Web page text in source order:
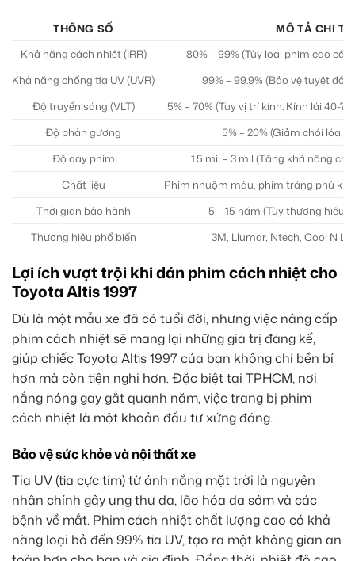
THÔNG SỐ
MÔ TẢ CHI
Khả năng cách nhiệt (IRR)
80% – 99% (Tùy loại phim cao
Khả năng chống tia UV (UVR)
99% – 99.9% (Bảo vệ tuyệt đối
Độ truyền sáng (VLT)
5% – 70% (Tùy vị trí kính: Kính lái 40-
Độ phản gương
5% – 20% (Giảm chói lóa,
Độ dày phim
1.5 mil – 3 mil (Tăng khả năng
Chất liệu
Phim nhuộm màu, phim tráng phủ
Thời gian bảo hành
5 – 15 năm (Tùy thương hiệu
Thương hiệu phổ biến
3M, Llumar, Ntech, Cool N
Lợi ích vượt trội khi dán phim cách nhiệt cho
Toyota Altis 1997
Dù là một mẫu xe đã có tuổi đời, nhưng việc nâng cấp
phim cách nhiệt sẽ mang lại những giá trị đáng kể,
giúp chiếc Toyota Altis 1997 của bạn không chỉ bền bỉ
hơn mà còn tiện nghi hơn. Đặc biệt tại TPHCM, nơi
nắng nóng gay gắt quanh năm, việc trang bị phim
cách nhiệt là một khoản đầu tư xứng đáng.
Bảo vệ sức khỏe và nội thất xe
Tia UV (tia cực tím) từ ánh nắng mặt trời là nguyên
nhân chính gây ung thư da, lão hóa da sớm và các
bệnh về mắt. Phim cách nhiệt chất lượng cao có khả
năng loại bỏ đến 99% tia UV, tạo ra một không gian an